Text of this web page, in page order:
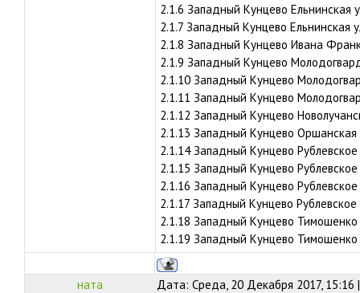
2.1.6 Западный Кунцево Ельнинская
2.1.7 Западный Кунцево Ельнинская
2.1.8 Западный Кунцево Ивана
2.1.9 Западный Кунцево
2.1.10 Западный Кунцево
2.1.11 Западный Кунцево
2.1.12 Западный Кунцево
2.1.13 Западный Кунцево Оршанская
2.1.14 Западный Кунцево
2.1.15 Западный Кунцево
2.1.16 Западный Кунцево
2.1.17 Западный Кунцево
2.1.18 Западный Кунцево
2.1.19 Западный Кунцево
ната Дата: Среда, 20 Декабря 2017,